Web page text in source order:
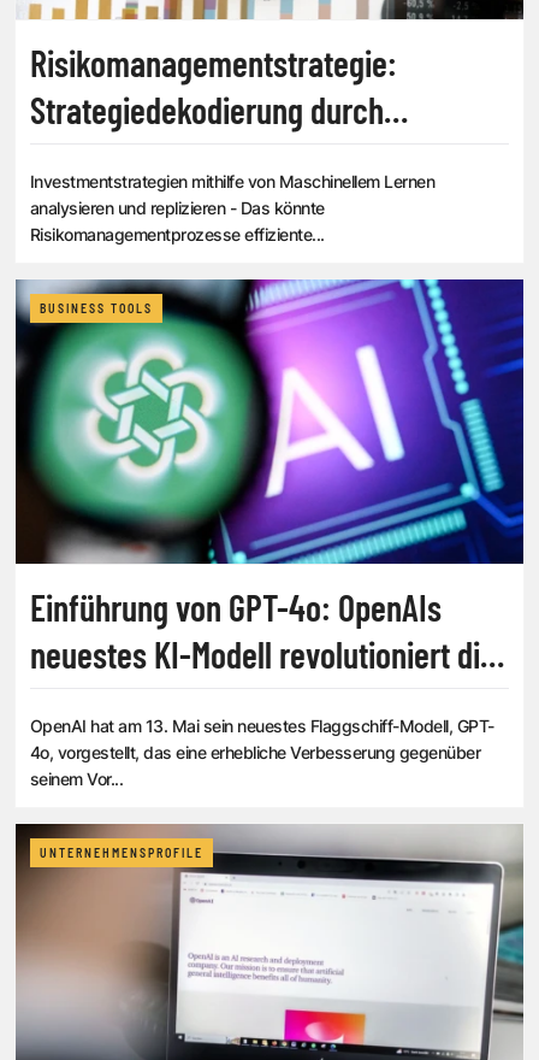
Risikomanagementstrategie:
Strategiedekodierung durch
Investmentstrategien mithilfe von Maschinellem Lernen
analysieren und replizieren - Das könnte
Risikomanagementprozesse effiziente...
BUSINESS TOOLS
Einführung von GPT-4o: OpenAIs
neuestes KI-Modell revolutioniert die
OpenAI hat am 13. Mai sein neuestes Flaggschiff-Modell, GPT-
4o, vorgestellt, das eine erhebliche Verbesserung gegenüber
seinem Vor...
UNTERNEHMENSPROFILE